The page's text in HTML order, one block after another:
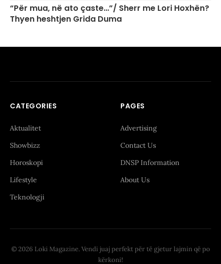
“Për mua, në ato çaste…”/ Sherr me Lori Hoxhën?
Thyen heshtjen Grida Duma
CATEGORIES
Aktualitet
Showbizz
Horoskopi
Lifestyle
Teknologji
PAGES
Advertising
Contact Us
DNSP Information
About Us
© 2026 Loki Magazine. Vendi juaj perfekt për të gjetur lajmin që po
kërkoni!